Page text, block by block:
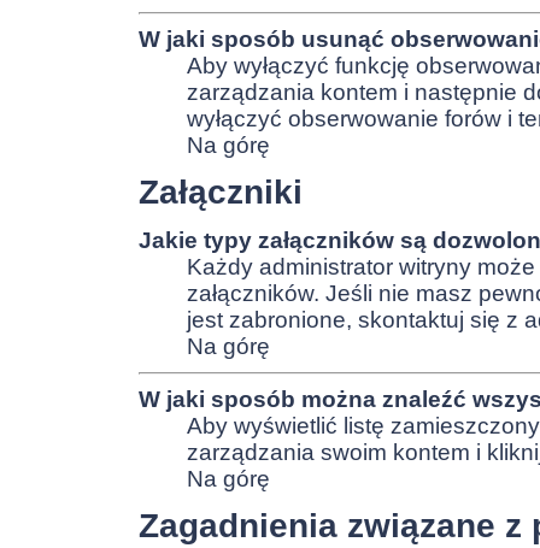
W jaki sposób usunąć
Aby wyłączyć funkcję
zarządzania kontem i następnie
wyłączyć obserwowanie forów i
Na górę
Załączniki
Jakie typy załączników są
Każdy administrator witryny
załączników. Jeśli nie masz
jest zabronione, skontaktuj się z
Na górę
W jaki sposób można znaleźć
Aby wyświetlić listę
zarządzania swoim kontem i
Na górę
Zagadnienia związane z